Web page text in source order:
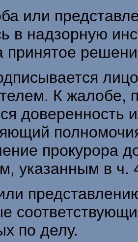
или
в надзорную
принятое
К жалобе,
доверенность
прокурора
указанным в ч.
по делу.